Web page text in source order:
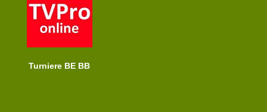
Turniere BE BB